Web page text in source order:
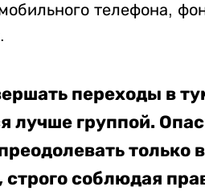
телефона,
переходы в
лучше группой.
только
соблюдая